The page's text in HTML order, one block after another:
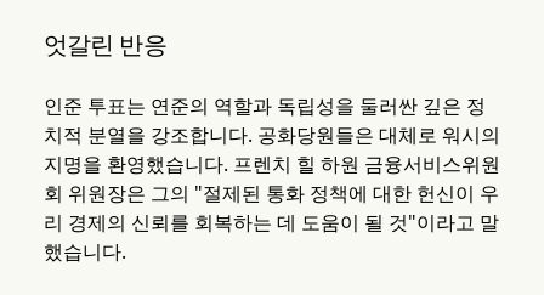
엇갈린 반응
인준 투표는 연준의 역할과 독립성을 둘러싼 깊은 정
치적 분열을 강조합니다. 공화당원들은 대체로 워시의
지명을 환영했습니다. 프렌치 힐 하원 금융서비스위원
회 위원장은 그의 "절제된 통화 정책에 대한 헌신이 우
리 경제의 신뢰를 회복하는 데 도움이 될 것"이라고 말
했습니다.